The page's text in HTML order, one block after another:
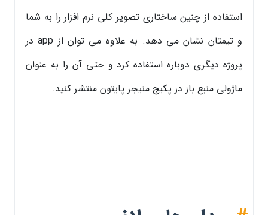
استفاده از چنین ساختاری تصویر کلی نرم افزار را به شما
و تیمتان نشان می دهد. به علاوه می توان از app در
پروژه دیگری دوباره استفاده کرد و حتی آن را به عنوان
ماژولی منبع باز در پکیج منیجر پایتون منتشر کنید.